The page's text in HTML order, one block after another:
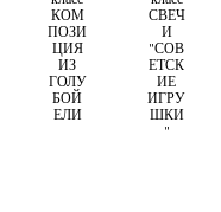
КОМ
ПОЗИ
ЦИЯ
ИЗ
ГОЛУ
БОЙ
ЕЛИ
СВЕЧ
И
"СОВ
ЕТСК
ИЕ
ИГРУ
ШКИ
"